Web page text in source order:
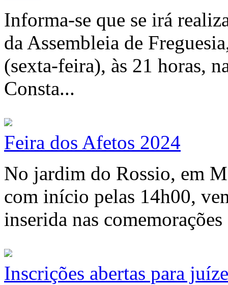
Informa-se que se irá
da Assembleia de
(sexta-feira), às 21 horas,
Consta...
Feira dos Afetos 2024
No jardim do Rossio, em
com início pelas 14h00,
inserida nas
Inscrições abertas para